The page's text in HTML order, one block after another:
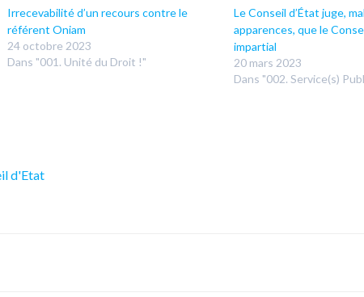
Irrecevabilité d’un recours contre le
référent Oniam
24 octobre 2023
Dans "001. Unité du Droit !"
Le Conseil d’État juge,
apparences, que le
impartial
20 mars 2023
Dans "002. Service(s)
d'Etat